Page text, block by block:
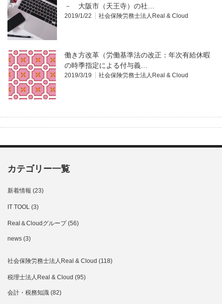
－ 大阪市（天王寺）の社…
2019/1/22 社会保険労務士法人Real & Cloud
働き方改革（労働基準法の改正：年次有給休暇
の時季指定による付与義…
2019/3/19 社会保険労務士法人Real & Cloud
カテゴリー一覧
新着情報 (23)
IT TOOL (3)
Real＆Cloudグループ(56)
news (3)
社会保険労務士法人Real & Cloud (118)
税理士法人Real & Cloud (95)
会計・税務知識 (82)